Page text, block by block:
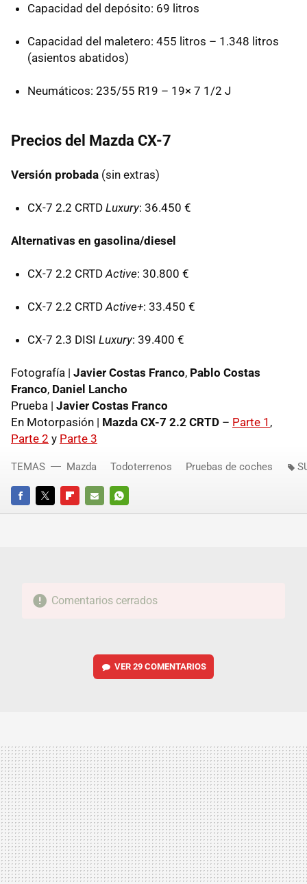
Capacidad del depósito: 69 litros
Capacidad del maletero: 455 litros – 1.348 litros
(asientos abatidos)
Neumáticos: 235/55 R19 – 19× 7 1/2 J
Precios del Mazda CX-7
Versión probada (sin extras)
CX-7 2.2 CRTD Luxury: 36.450 €
Alternativas en gasolina/diesel
CX-7 2.2 CRTD Active: 30.800 €
CX-7 2.2 CRTD Active+: 33.450 €
CX-7 2.3 DISI Luxury: 39.400 €
Fotografía | Javier Costas Franco, Pablo Costas
Franco, Daniel Lancho
Prueba | Javier Costas Franco
En Motorpasión | Mazda CX-7 2.2 CRTD – Parte 1 ,
Parte 2 y Parte 3
FACEBOOKTWITTERFLIPBOARD
E-
WHATSAPP
TEMAS Mazda Todoterrenos Pruebas de coches
Comentarios cerrados
VER 29 COMENTARIOS